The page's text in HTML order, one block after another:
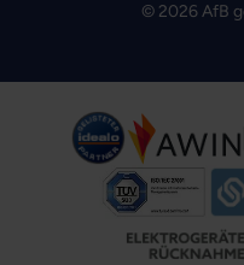
© 2026 AfB